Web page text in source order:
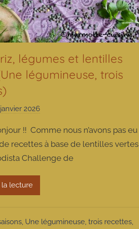
légumes et lentilles
légumineuse, trois
2026
r
m
a
t
!! Comme nous n’avons pas eu
recettes à base de lentilles vertes
Challenge de
lecture
, Une légumineuse, trois recettes,